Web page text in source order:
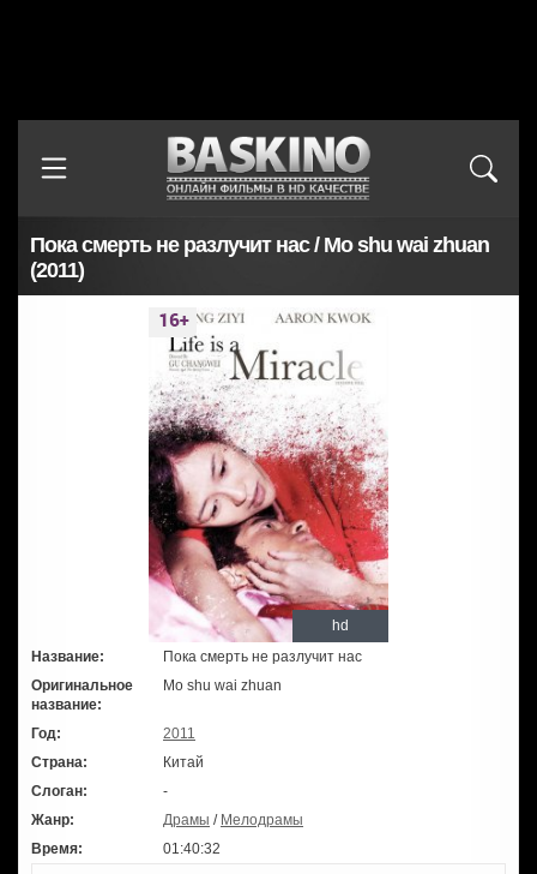
Пока смерть не разлучит нас / Mo shu wai zhuan
(2011)
hd
Название:
Пока смерть не разлучит нас
Оригинальное
название:
Mo shu wai zhuan
Год:
2011
Страна:
Китай
Слоган:
-
Жанр:
Драмы / Мелодрамы
Время:
01:40:32